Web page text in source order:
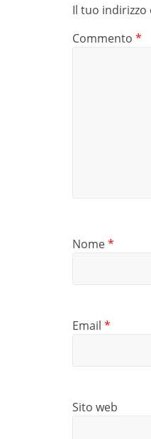
Il tuo
Commento *
Nome*
Email *
Sito web